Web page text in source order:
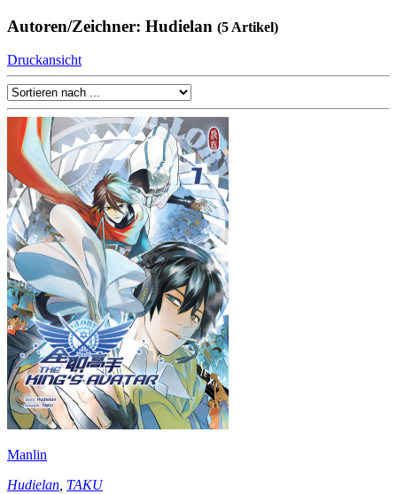
Autoren/Zeichner: Hudielan (5 Artikel)
Druckansicht
Manlin
Hudielan, TAKU